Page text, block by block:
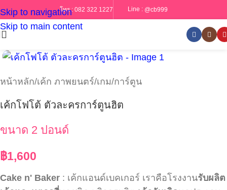
Skip to navigation
Skip to main content
โทร : 082 322 1227 Line : @cb999
หน้าหลัก/เค้ก ภาพยนตร์/เกม/การ์ตูน
เค้กโฟโต้ ตัวละครการ์ตูนฮิต
ขนาด 2 ปอนด์
฿1,600
Cake n' Baker : เค้กแอนด์เบคเกอร์ เราคือโรงงานรับผลิต